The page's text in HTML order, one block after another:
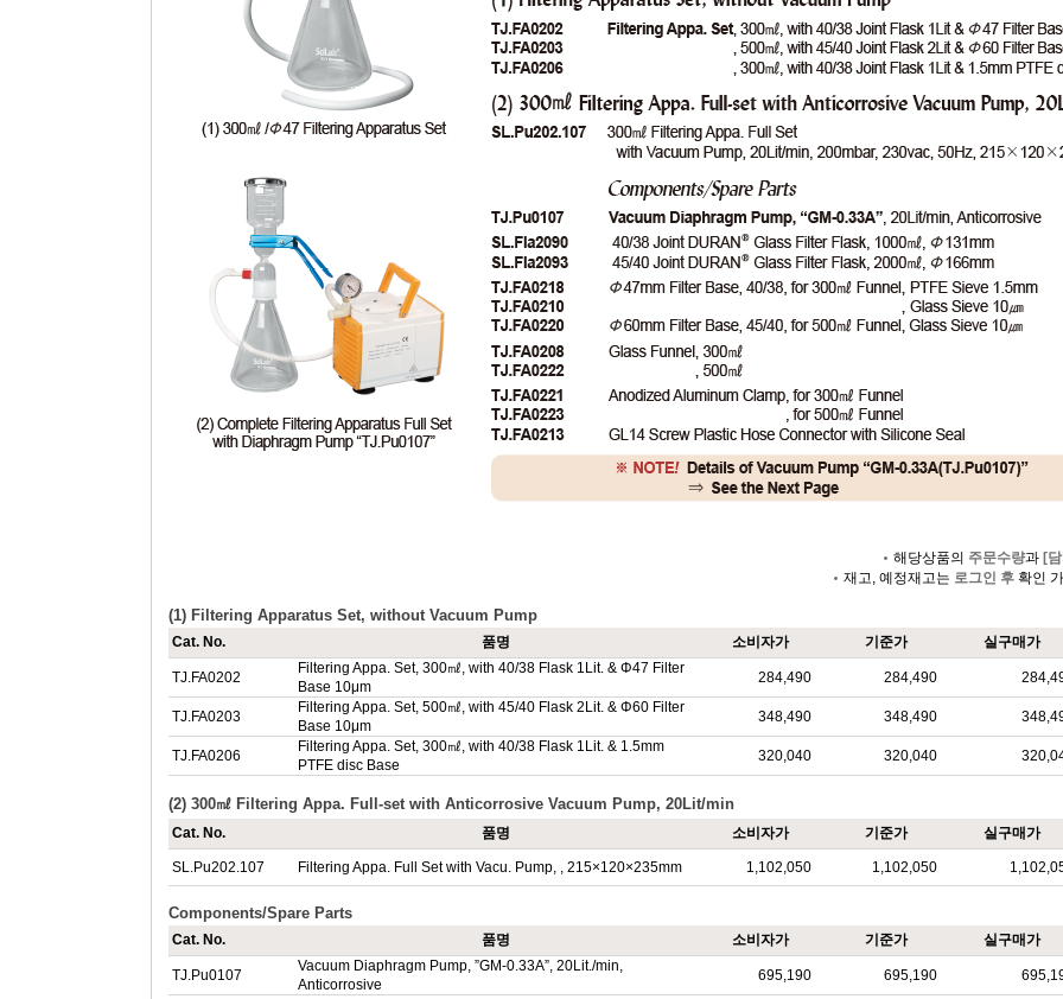
해당상품의 주문수량과 [
재고, 예정재고는 로그인 후 확인
(1) Filtering Apparatus Set, without Vacuum Pump
Cat. No. 품명 소비자가 기준가 실구매가
TJ.FA0202
Filtering Appa. Set, 300㎖, with 40/38 Flask 1Lit. & Φ47 Filter
Base 10μm
284,490 284,490
TJ.FA0203
Filtering Appa. Set, 500㎖, with 45/40 Flask 2Lit. & Φ60 Filter
Base 10μm
348,490 348,490
TJ.FA0206
Filtering Appa. Set, 300㎖, with 40/38 Flask 1Lit. & 1.5mm
PTFE disc Base
320,040 320,040
(2) 300㎖ Filtering Appa. Full-set with Anticorrosive Vacuum Pump, 20Lit/min
Cat. No. 품명 소비자가 기준가 실구매가
SL.Pu202.107 Filtering Appa. Full Set with Vacu. Pump, , 215×120×235mm 1,102,050 1,102,050
Components/Spare Parts
Cat. No. 품명 소비자가 기준가 실구매가
TJ.Pu0107
Vacuum Diaphragm Pump, ”GM-0.33A”, 20Lit./min,
Anticorrosive
695,190 695,190